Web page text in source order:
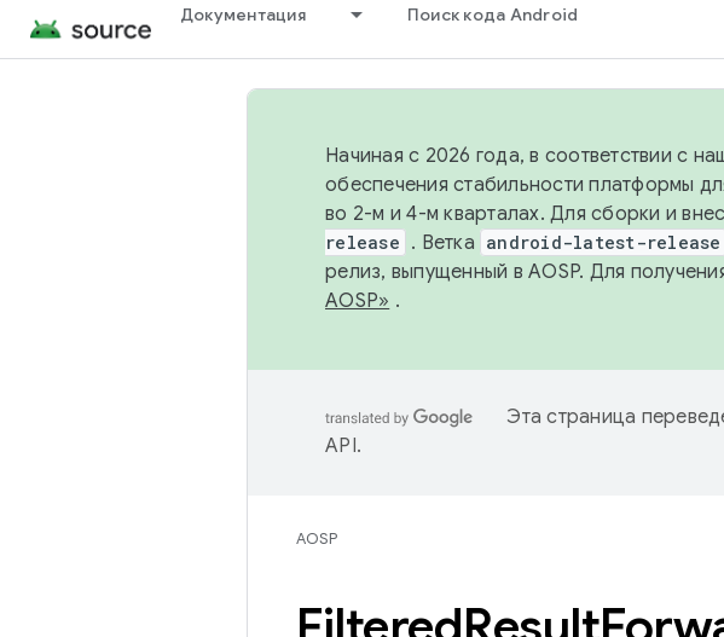
Документация Поиск кода Android
Начиная с 2026 года, в соответствии с
обеспечения стабильности платформы
во 2-м и 4-м кварталах. Для сборки и
release . Ветка android-latest-release
релиз, выпущенный в AOSP. Для
AOSP» .
Эта страница
API.
AOSP